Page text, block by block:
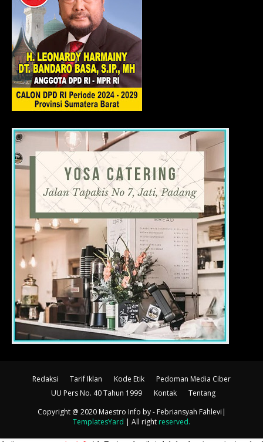
Redaksi Tarif Iklan Kode Etik
Pedoman Media Ciber
UU Pers No. 40 Tahun 1999
Kontak
Tentang
Copyright @ 2020 Maestro Info by - Febriansyah Fahlevi|
TemplatesYard | All right reserved.